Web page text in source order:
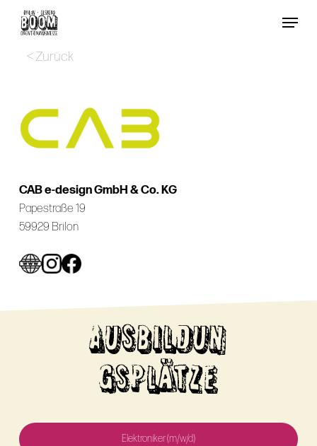
Menu
< Zurück
CAB e-design GmbH & Co. KG
Papestraße 19
59929 Brilon
AUSBILDUN
GSPLÄTZE
Elektroniker (m/w/d)